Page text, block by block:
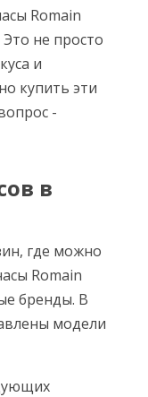
Romain
не просто
и
купить эти
-
в
где можно
Romain
бренды. В
модели